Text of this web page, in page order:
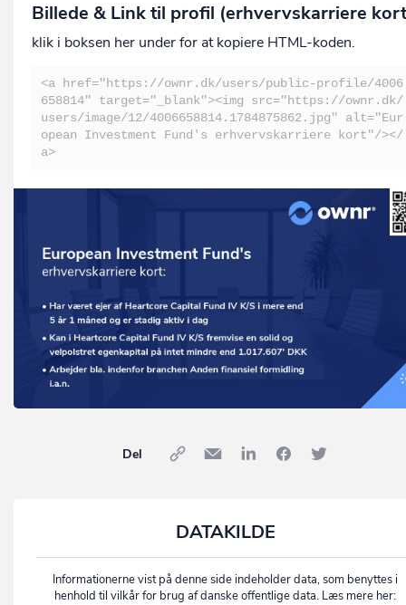
Billede & Link til profil (erhvervskarriere
klik i boksen her under for at kopiere HTML-koden.
<a href="https://ownr.dk/users/public-profile/4006
658814" target="_blank"><img src="https://ownr.dk/
users/image/12/4006658814.1784875862.jpg" alt="Eur
opean Investment Fund's erhvervskarriere kort"/></
a>
Del
DATAKILDE
Informationerne vist på denne side indeholder data, som benyttes i
henhold til vilkår for brug af danske offentlige data. Læs mere her: